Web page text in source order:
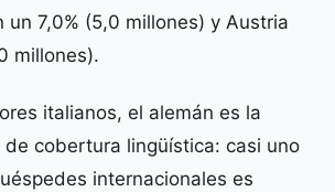
un 7,0% (5,0 millones) y Austria
millones).
italianos, el alemán es la
de cobertura lingüística: casi uno
internacionales es